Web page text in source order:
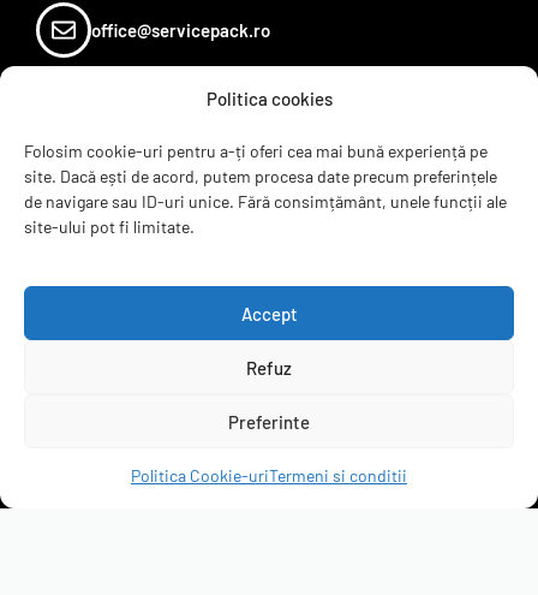
Politica cookies
Folosim cookie-uri pentru a-ți oferi cea mai bună experiență pe
site. Dacă ești de acord, putem procesa date precum preferințele
de navigare sau ID-uri unice. Fără consimțământ, unele funcții ale
site-ului pot fi limitate.
Accept
Refuz
Preferinte
Politica Cookie-uriTermeni si conditii
office@servicepack.ro
Termeni si conditii
Recenzii
Contact